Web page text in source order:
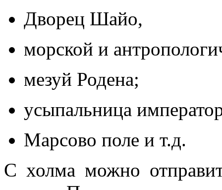
Дворец Шайо,
морской и
мезуй Родена;
усыпальница
Марсово поле и т.д.
С холма можно